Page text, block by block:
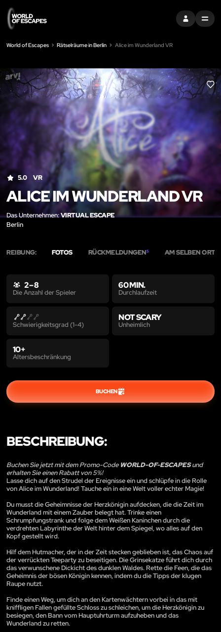
EINTRAGEN
MENU
World of Escapes Rätselräume in Berlin Alice im Wunderland VR
LIKE
5.0 VR
ALICE IM WUNDERLAND VR
Das Unternehmen:VIRTUAL ESCAPE
Berlin
FOTOS RÜCKMELDUNGEN5 AM SELBEN ORT
2 – 8
Die Anzahl der Spieler
60 MIN.
Durchlaufzeit
Schwierigkeitsgrad (1-4)
NOT SCARY
Unheimlich
10+
Altersbeschränkung
BUCHEN
BESCHREIBUNG:
Buchen Sie jetzt mit dem Promo-Code WORLD-OF-ESCAPESund
erhalten Sie einen Rabatt von 5%!
Lasse dich auf den Strudel der Ereignisse ein und schlüpfe in die Rolle
von Alice im Wunderland! Tauche ein in eine Welt voller echter Magie!
Du musst die Geheimnisse der Herzkönigin aufdecken, die die Zeit im
Wunderland mit einem Zauber belegt hat. Trinke einen
Schrumpfungstrank und folge dem Weißen Kaninchen durch die
verdrehten Labyrinthe der Welt hinter dem Spiegel, wo alles auf den
Kopf gestellt wird.
Hilf dem Hutmacher, der in der Zeit stecken geblieben ist, das Chaos auf
der verrückten Teeparty zu beseitigen. Die Grinsekatze führt dich durch
das verwunschene Dickicht des dunklen Waldes. Rette die Feen, die das
Geheimnis der bösen Königin kennen, indem du die Tipps der klugen
Raupe nutzt.
Finde einen Weg, um dich an den Kartenwächtern vorbei in das mit
kniffligen Fallen gefüllte Schloss zu schleichen, um die Herzkönigin zu
besiegen, den Bann vom Hauptuhrturm aufzuheben und das
Wunderland zu retten.